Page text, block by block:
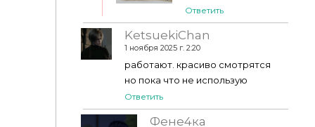
Ответить
KetsuekiChan
1 ноября 2025 г. 2:20
работают. красиво смотрятся
но пока что не использую
Ответить
Фене4ка